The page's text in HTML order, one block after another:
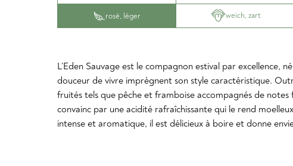
rosé, léger weich, zart
L’Eden Sauvage est le compagnon estival par excellence,
douceur de vivre imprègnent son style caractéristique.
fruités tels que pêche et framboise accompagnés de
convainc par une acidité rafraîchissante qui le rend
intense et aromatique, il est délicieux à boire et donne